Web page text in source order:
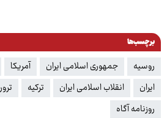
برچسب‌ها
روسیه جمهوری اسلامی ایران آمریکا
ایران
انقلاب اسلامی ایران ترکیه
روزنامه آگاه